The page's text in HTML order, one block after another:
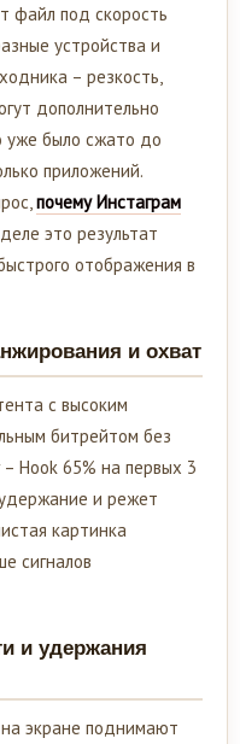
файл под скорость
устройства и
– резкость,
дополнительно
уже было сжато до
приложений.
почему Инстаграм
это результат
отображения в
и охват
с высоким
битрейтом без
Hook 65% на первых 3
и режет
картинка
сигналов
и удержания
экране поднимают